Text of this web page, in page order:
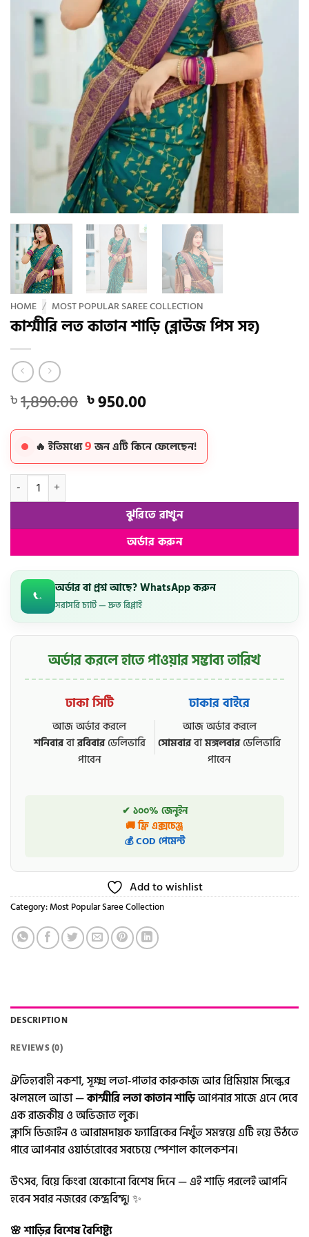
HOME / MOST POPULAR SAREE COLLECTION
কাশ্মীরি লত কাতান শাড়ি (ব্লাউজ পিস সহ)
৳1,890.00 Original
was:
৳ 1,890.00.
৳950.00Current
is:
৳ 950.00.
🔥 ইতিমধ্যে9জন এটি কিনে ফেলেছেন!
কাশ্মীরি লত কাতান শাড়ি (ব্লাউজ পিস সহ) quantity
ঝুরিতে রাখুন
অর্ডার করুন
অর্ডার বা প্রশ্ন আছে? WhatsApp করুন
সরাসরি চ্যাট — দ্রুত রিপ্লাই
অর্ডার করলে হাতে পাওয়ার সম্ভাব্য তারিখ
ঢাকা সিটি
আজ অর্ডার করলে
শনিবারবারবিবারডেলিভারি
পাবেন
ঢাকার বাইরে
আজ অর্ডার করলে
সোমবারবামঙ্গলবারডেলিভারি
পাবেন
✔ ১০০% জেনুইন
🚚 ফ্রি এক্সচেঞ্জ
💰 COD পেমেন্ট
Add to wishlist
Category:Most Popular Saree Collection
DESCRIPTION
REVIEWS (0)
ঐতিহ্যবাহী নকশা, সূক্ষ্ম লতা-পাতার কারুকাজ আর প্রিমিয়াম সিল্কের
ঝলমলে আভা —কাশ্মীরি লতা কাতান শাড়িআপনার সাজে এনে দেবে
এক রাজকীয় ও অভিজাত লুক।
ক্লাসি ডিজাইন ও আরামদায়ক ফ্যাব্রিকের নিখুঁত সমন্বয়ে এটি হয়ে উঠতে
পারে আপনার ওয়ার্ডরোবের সবচেয়ে স্পেশাল কালেকশন।
উৎসব, বিয়ে কিংবা যেকোনো বিশেষ দিনে — এই শাড়ি পরলেই আপনি
হবেন সবার নজরের কেন্দ্রবিন্দু। ✨
🌸 শাড়ির বিশেষ বৈশিষ্ট্য